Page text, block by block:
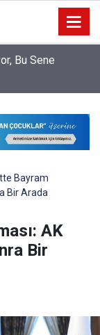
Bu Sene
Bayram
Bir Arada
AK
Bir